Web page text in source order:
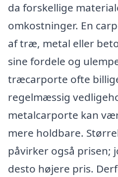
da forskellige
omkostninger. En
af træ, metal eller
sine fordele og
træcarporte ofte
regelmæssig
metalcarporte kan
mere holdbare.
påvirker også prisen;
desto højere pris.